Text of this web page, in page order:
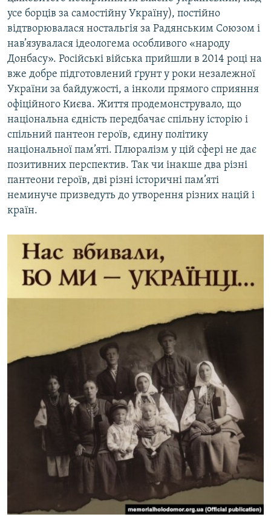
усе борців за самостійну Україну), постійно
відтворювалася ностальгія за Радянським Союзом і
нав’язувалася ідеологема особливого «народу
Донбасу». Російські війська прийшли в 2014 році на
вже добре підготовлений ґрунт у роки незалежної
України за байдужості, а інколи прямого сприяння
офіційного Києва. Життя продемонструвало, що
національна єдність передбачає спільну історію і
спільний пантеон героїв, єдину політику
національної пам’яті. Плюралізм у цій сфері не дає
позитивних перспектив. Так чи інакше два різні
пантеони героїв, дві різні історичні пам’яті
неминуче призведуть до утворення різних націй і
країн.